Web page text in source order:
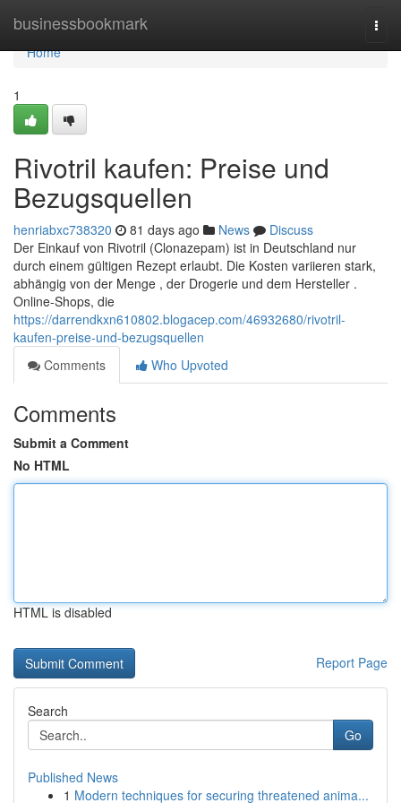
businessbookmark
Home
Home
1
Rivotril kaufen: Preise und
Bezugsquellen
henriabxc738320 81 days ago News
Discuss
Der Einkauf von Rivotril (Clonazepam) ist in Deutschland nur
durch einem gültigen Rezept erlaubt. Die Kosten variieren stark,
abhängig von der Menge , der Drogerie und dem Hersteller .
Online-Shops, die
https://darrendkxn610802.blogacep.com/46932680/rivotril-
kaufen-preise-und-bezugsquellen
Comments
Who Upvoted
Comments
Submit a Comment
No HTML
HTML is disabled
Report Page
Search
Go
Published News
1 Modern techniques for securing threatened anima...